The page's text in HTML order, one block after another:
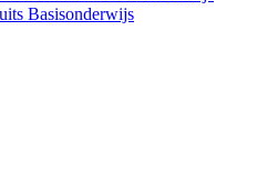
Basisonderwijs